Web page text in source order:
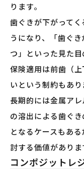
ります。
歯ぐきが下がって
うになり、「歯ぐ
つ」といった見た目
保険適用は前歯（
いという制約もあり
長期的には金属ア
の溶出による歯ぐ
となるケースもあ
討する価値がありま
コンポジットレ